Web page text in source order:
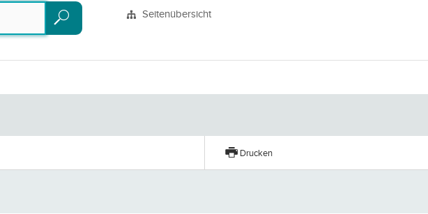
Suchen
Suchen
Seitenübersicht
Drucken